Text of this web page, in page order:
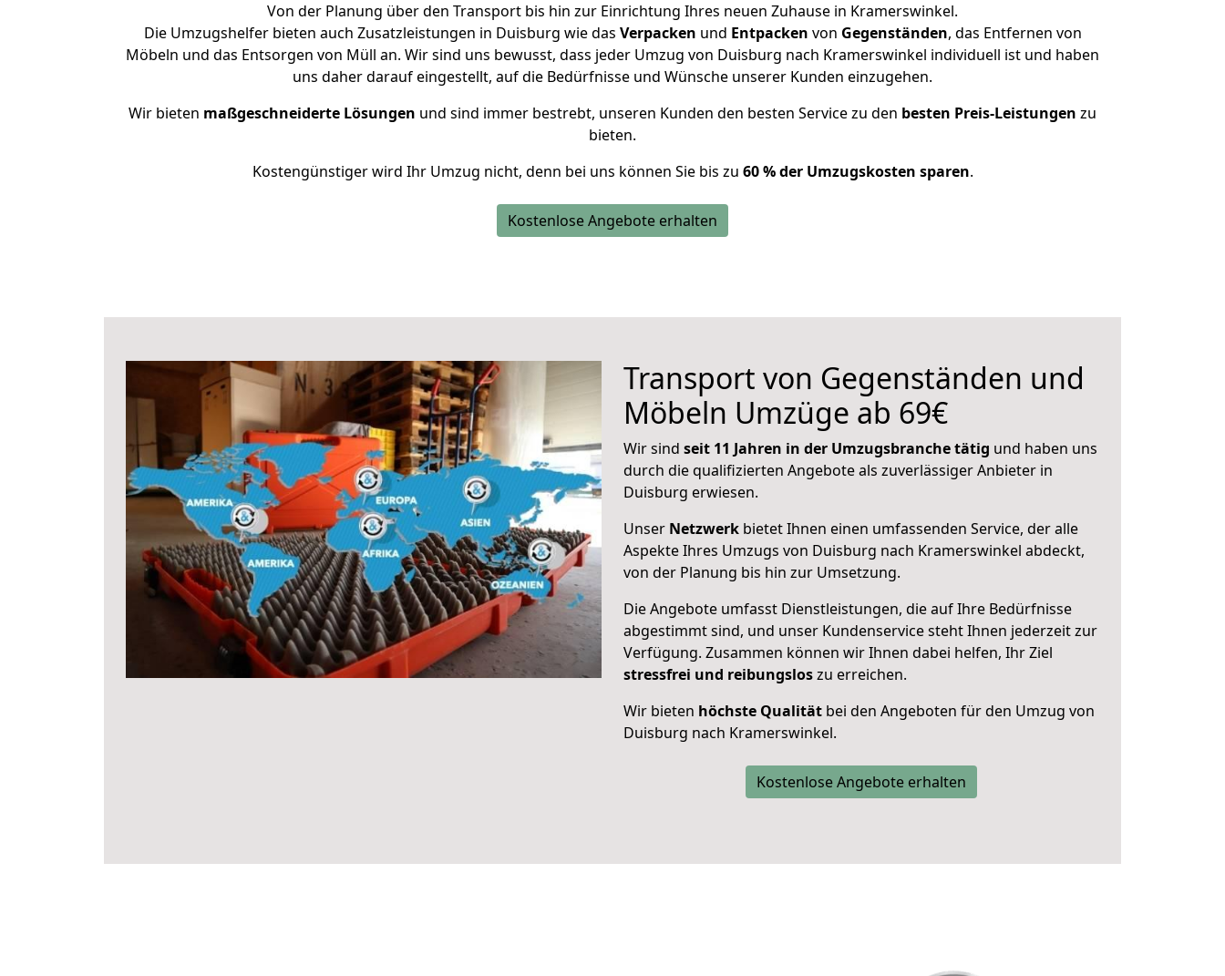
Von der Planung über den Transport bis hin zur Einrichtung Ihres neuen Zuhause in Kramerswinkel.
Die Umzugshelfer bieten auch Zusatzleistungen in Duisburg wie das Verpacken und Entpacken von Gegenständen, das Entfernen von
Möbeln und das Entsorgen von Müll an. Wir sind uns bewusst, dass jeder Umzug von Duisburg nach Kramerswinkel individuell ist und haben
uns daher darauf eingestellt, auf die Bedürfnisse und Wünsche unserer Kunden einzugehen.
Wir bieten maßgeschneiderte Lösungen und sind immer bestrebt, unseren Kunden den besten Service zu den besten Preis-Leistungen zu
bieten.
Kostengünstiger wird Ihr Umzug nicht, denn bei uns können Sie bis zu 60 % der Umzugskosten sparen.
Kostenlose Angebote erhalten
Transport von Gegenständen und
Möbeln Umzüge ab 69€
Wir sind seit 11 Jahren in der Umzugsbranche tätig und haben uns
durch die qualifizierten Angebote als zuverlässiger Anbieter in
Duisburg erwiesen.
Unser Netzwerk bietet Ihnen einen umfassenden Service, der alle
Aspekte Ihres Umzugs von Duisburg nach Kramerswinkel abdeckt,
von der Planung bis hin zur Umsetzung.
Die Angebote umfasst Dienstleistungen, die auf Ihre Bedürfnisse
abgestimmt sind, und unser Kundenservice steht Ihnen jederzeit zur
Verfügung. Zusammen können wir Ihnen dabei helfen, Ihr Ziel
stressfrei und reibungsloszu erreichen.
Wir bieten höchste Qualität bei den Angeboten für den Umzug von
Duisburg nach Kramerswinkel.
Kostenlose Angebote erhalten